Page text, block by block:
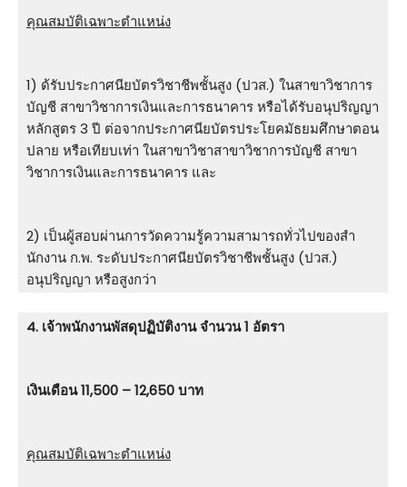
คุณสมบัติเฉพาะตำแหน่ง
1) ด้รับประกาศนียบัตรวิชาชีพชั้นสูง (ปวส.) ในสาขาวิชาการ
บัญชี สาขาวิชาการเงินและการธนาคาร หรือได้รับอนุปริญญา
หลักสูตร 3 ปี ต่อจากประกาศนียบัตรประโยคมัธยมศึกษาตอน
ปลาย หรือเทียบเท่า ในสาขาวิชาสาขาวิชาการบัญชี สาขา
วิชาการเงินและการธนาคาร และ
2) เป็นผู้สอบผ่านการวัดความรู้ความสามารถทั่วไปของสํา
นักงาน ก.พ. ระดับประกาศนียบัตรวิชาชีพชั้นสูง (ปวส.)
อนุปริญญา หรือสูงกว่า
4. เจ้าพนักงานพัสดุปฏิบัติงาน จำนวน 1 อัตรา
เงินเดือน 11,500 – 12,650 บาท
คุณสมบัติเฉพาะตำแหน่ง